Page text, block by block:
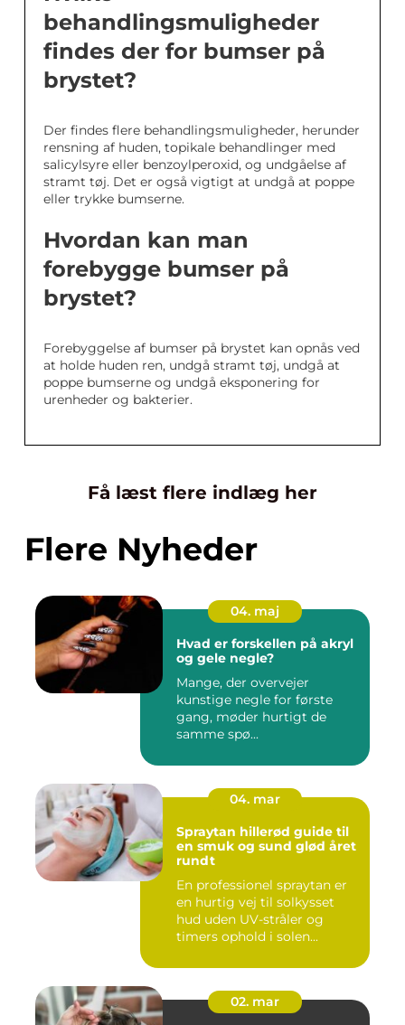
behandlingsmuligheder
findes der for bumser på
brystet?
Der findes flere behandlingsmuligheder, herunder
rensning af huden, topikale behandlinger med
salicylsyre eller benzoylperoxid, og undgåelse af
stramt tøj. Det er også vigtigt at undgå at poppe
eller trykke bumserne.
Hvordan kan man
forebygge bumser på
brystet?
Forebyggelse af bumser på brystet kan opnås ved
at holde huden ren, undgå stramt tøj, undgå at
poppe bumserne og undgå eksponering for
urenheder og bakterier.
Få læst flere indlæg her
Flere Nyheder
04. maj
Hvad er forskellen på akryl
og gele negle?
Mange, der overvejer
kunstige negle for første
gang, møder hurtigt de
samme spø...
04. mar
Spraytan hillerød guide til
en smuk og sund glød året
rundt
En professionel spraytan er
en hurtig vej til solkysset
hud uden UV-stråler og
timers ophold i solen...
02. mar